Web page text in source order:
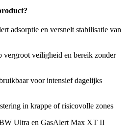
adsorptie en versnelt stabilisatie van
vergroot veiligheid en bereik zonder
voor intensief dagelijks
in krappe of risicovolle zones
Ultra en GasAlert Max XT II